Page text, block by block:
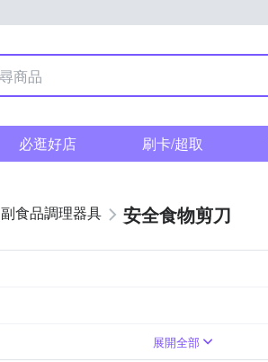
必逛好店 刷卡/超取
副食品調理器具 安全食物剪刀
展開全部